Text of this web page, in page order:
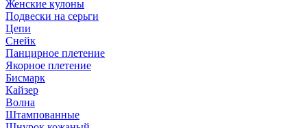
Женские кулоны
Подвески на серьги
Цепи
Снейк
Панцирное плетение
Якорное плетение
Бисмарк
Кайзер
Волна
Штампованные